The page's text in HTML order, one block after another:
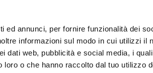
ed annunci, per fornire funzionalità dei
informazioni sul modo in cui utilizzi il
dati web, pubblicità e social media, i
o che hanno raccolto dal tuo utilizzo
Via Mazzini, 23 23100
CF/PI 01035400140
ISCR. REA SO 77902